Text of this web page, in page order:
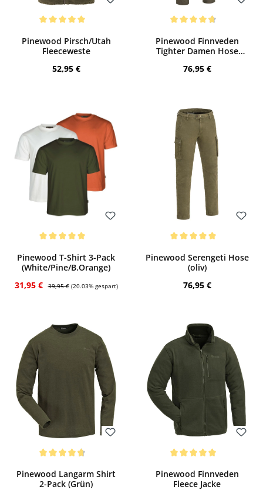
Bewerten
Pinewood Pirsch/Utah
Fleeceweste
Regulärer Preis:
52,95 €
Bewerten
Pinewood Finnveden
Tighter Damen Hose
Regulärer Preis:
76,95 €
Pinewood T-Shirt 3-Pack
(White/Pine/B.Orange)
Verkaufspreis:
31,95 € Regulärer Preis:
39,95 € (20.03% gespart)
Pinewood Serengeti Hose
(oliv)
Regulärer Preis:
76,95 €
Bewerten
Pinewood Langarm Shirt
2-Pack (Grün)
Bewerten
Pinewood Finnveden
Fleece Jacke